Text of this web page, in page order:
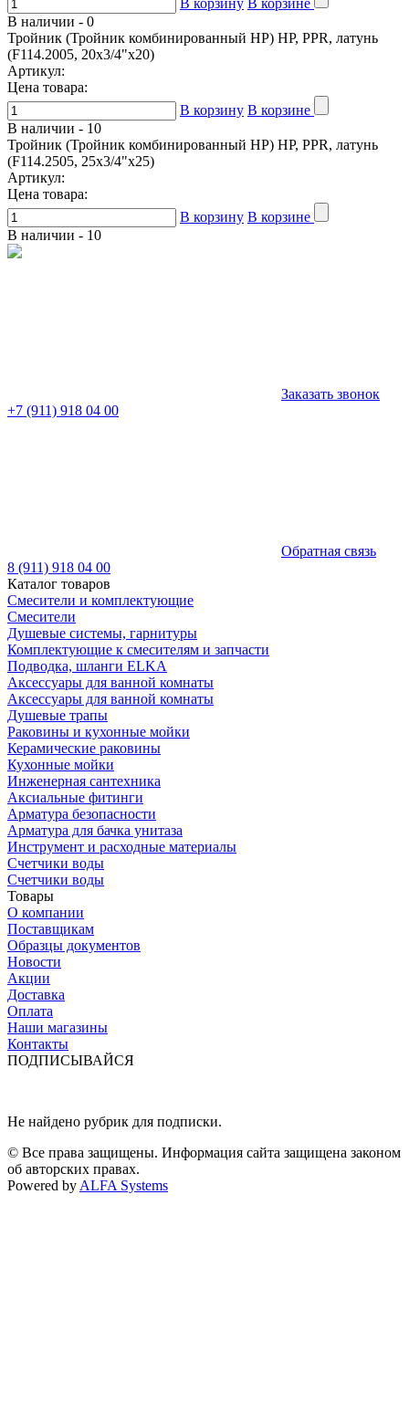
В наличии - 0
Тройник (Тройник комбинированный НР) НР, PPR, латунь
(F114.2005, 20x3/4"x20)
Артикул:
Цена товара:
В корзину В корзине
В наличии - 10
Тройник (Тройник комбинированный НР) НР, PPR, латунь
(F114.2505, 25x3/4"x25)
Артикул:
Цена товара:
В корзину В корзине
В наличии - 10
Заказать звонок
+7 (911) 918 04 00
Обратная связь
8 (911) 918 04 00
Каталог товаров
Смесители и комплектующие
Смесители
Душевые системы, гарнитуры
Комплектующие к смесителям и запчасти
Подводка, шланги ELKA
Аксессуары для ванной комнаты
Аксессуары для ванной комнаты
Душевые трапы
Раковины и кухонные мойки
Керамические раковины
Кухонные мойки
Инженерная сантехника
Аксиальные фитинги
Арматура безопасности
Арматура для бачка унитаза
Инструмент и расходные материалы
Счетчики воды
Счетчики воды
Товары
О компании
Поставщикам
Образцы документов
Новости
Акции
Доставка
Оплата
Наши магазины
Контакты
ПОДПИСЫВАЙСЯ
Не найдено рубрик для подписки.
© Все права защищены. Информация сайта защищена законом
об авторских правах.
Powered by ALFA Systems